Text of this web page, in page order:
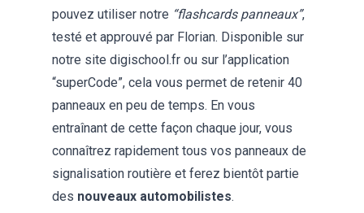
pouvez utiliser notre “flashcards panneaux”,
testé et approuvé par Florian. Disponible sur
notre site digischool.fr ou sur l’application
“superCode”, cela vous permet de retenir 40
panneaux en peu de temps. En vous
entraînant de cette façon chaque jour, vous
connaîtrez rapidement tous vos panneaux de
signalisation routière et ferez bientôt partie
des nouveaux automobilistes.